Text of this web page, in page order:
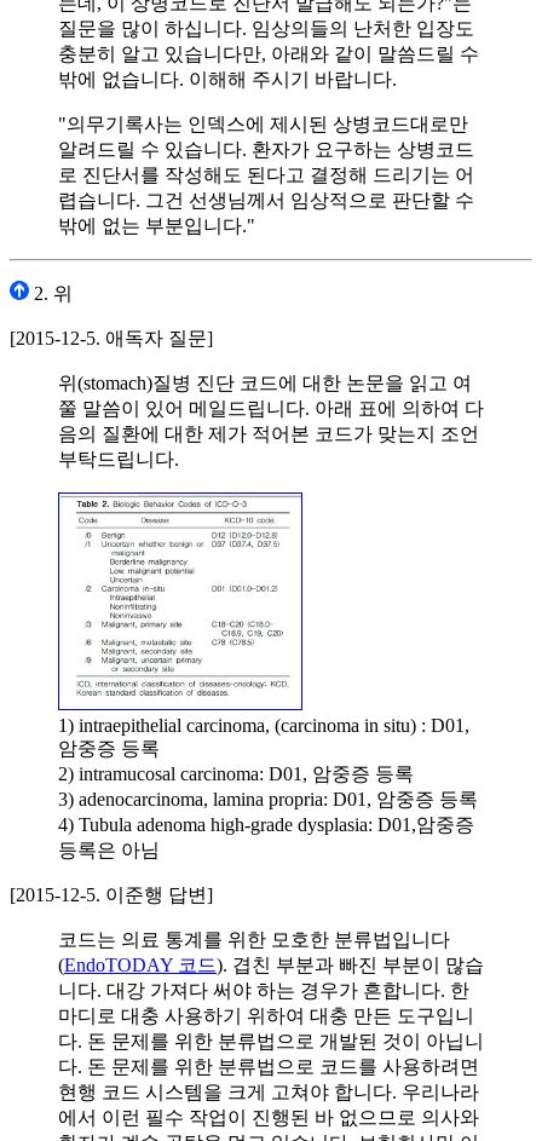
질문을 많이 하십니다. 임상의들의 난처한 입장도
충분히 알고 있습니다만, 아래와 같이 말씀드릴 수
밖에 없습니다. 이해해 주시기 바랍니다.
"의무기록사는 인덱스에 제시된 상병코드대로만
알려드릴 수 있습니다. 환자가 요구하는 상병코드
로 진단서를 작성해도 된다고 결정해 드리기는 어
렵습니다. 그건 선생님께서 임상적으로 판단할 수
밖에 없는 부분입니다."
2. 위
[2015-12-5. 애독자 질문]
위(stomach)질병 진단 코드에 대한 논문을 읽고 여
쭐 말씀이 있어 메일드립니다. 아래 표에 의하여 다
음의 질환에 대한 제가 적어본 코드가 맞는지 조언
부탁드립니다.
1) intraepithelial carcinoma, (carcinoma in situ) : D01,
암중증 등록
2) intramucosal carcinoma: D01, 암중증 등록
3) adenocarcinoma, lamina propria: D01, 암중증 등록
4) Tubula adenoma high-grade dysplasia: D01,암중증
등록은 아님
[2015-12-5. 이준행 답변]
코드는 의료 통계를 위한 모호한 분류법입니다
(EndoTODAY 코드). 겹친 부분과 빠진 부분이 많습
니다. 대강 가져다 써야 하는 경우가 흔합니다. 한
마디로 대충 사용하기 위하여 대충 만든 도구입니
다. 돈 문제를 위한 분류법으로 개발된 것이 아닙니
다. 돈 문제를 위한 분류법으로 코드를 사용하려면
현행 코드 시스템을 크게 고쳐야 합니다. 우리나라
에서 이런 필수 작업이 진행된 바 없으므로 의사와